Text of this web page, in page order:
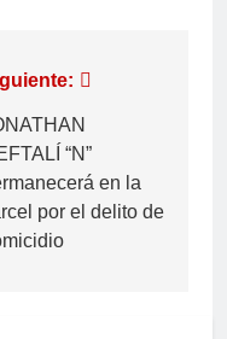
“N”
en la
por el delito de